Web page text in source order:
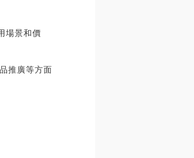
場景和價
推廣等方面